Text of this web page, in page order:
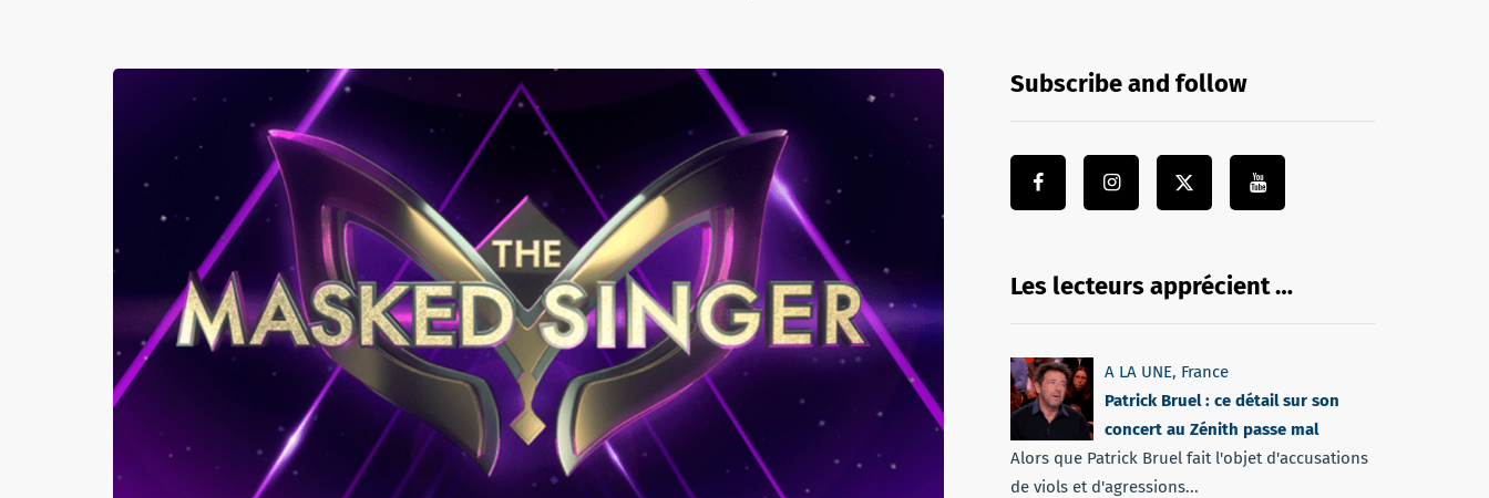
Subscribe and follow
Les lecteurs apprécient …
A LA UNE, France
Patrick Bruel : ce détail sur son
concert au Zénith passe mal
Alors que Patrick Bruel fait l'objet d'accusations
de viols et d'agressions...